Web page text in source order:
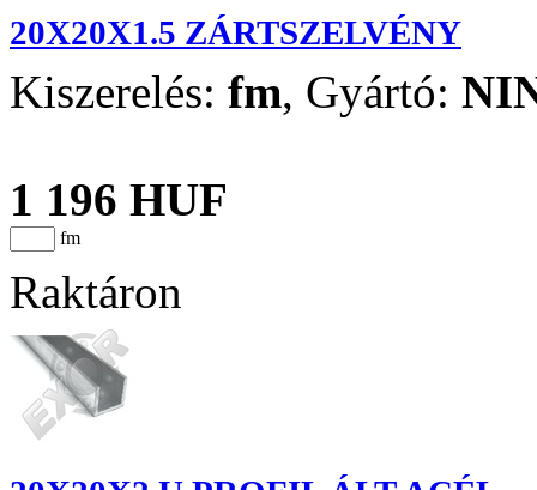
20X20X1.5 ZÁRTSZELVÉNY
Kiszerelés: fm, Gyártó:
1 196 HUF
fm
Raktáron